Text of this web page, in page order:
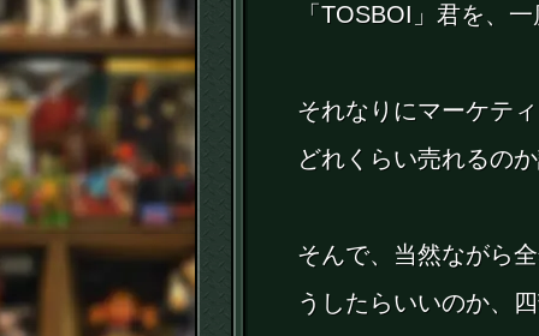
「TOSBOI」君を、
それなりにマーケテ
どれくらい売れるの
そんで、当然ながら
うしたらいいのか、